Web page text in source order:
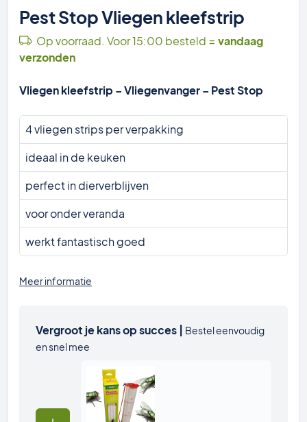
Pest Stop Vliegen kleefstrip
Op voorraad. Voor 15:00 besteld = vandaag
verzonden
Vliegen kleefstrip – Vliegenvanger – Pest Stop
4 vliegen strips per verpakking
ideaal in de keuken
perfect in dierverblijven
voor onder veranda
werkt fantastisch goed
Meer informatie
Vergroot je kans op succes | Bestel eenvoudig
en snel mee